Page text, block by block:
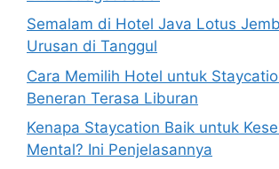
Semalam di Hotel Java Lotus
Urusan di Tanggul
Cara Memilih Hotel untuk
Beneran Terasa Liburan
Kenapa Staycation Baik untuk
Mental? Ini Penjelasannya